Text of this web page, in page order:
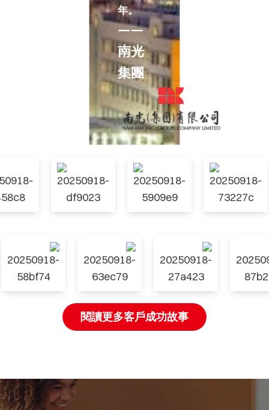
年。
——
南光
集團
閱讀更多客戶成功故事